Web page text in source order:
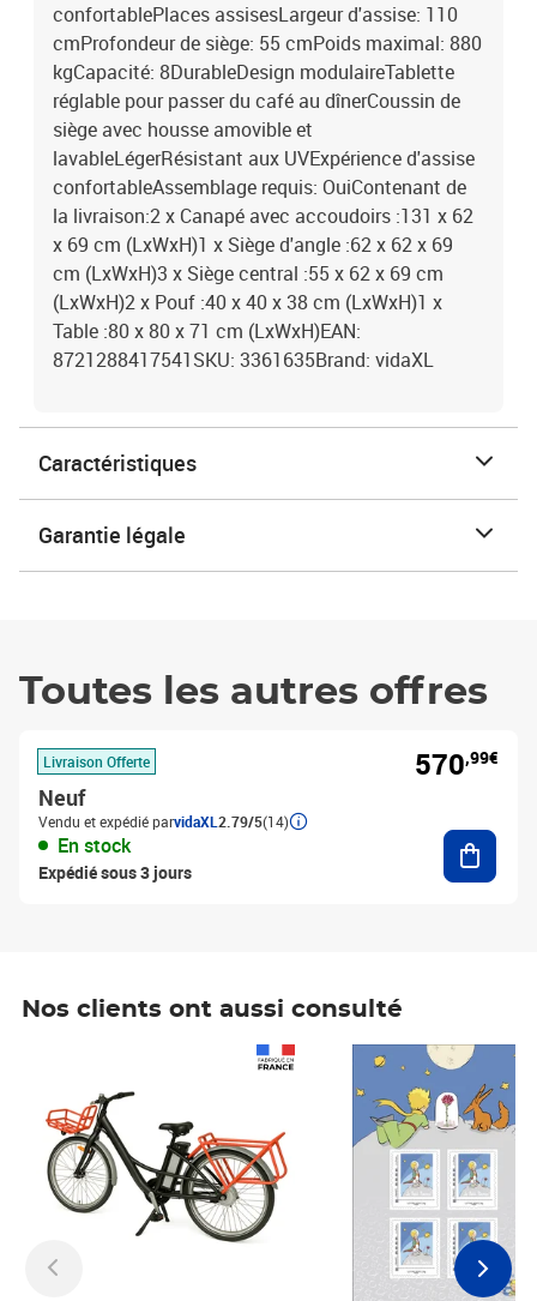
confortablePlaces assisesLargeur d'assise: 110
cmProfondeur de siège: 55 cmPoids maximal: 880
kgCapacité: 8DurableDesign modulaireTablette
réglable pour passer du café au dînerCoussin de
siège avec housse amovible et
lavableLégerRésistant aux UVExpérience d'assise
confortableAssemblage requis: OuiContenant de
la livraison:2 x Canapé avec accoudoirs :131 x 62
x 69 cm (LxWxH)1 x Siège d'angle :62 x 62 x 69
cm (LxWxH)3 x Siège central :55 x 62 x 69 cm
(LxWxH)2 x Pouf :40 x 40 x 38 cm (LxWxH)1 x
Table :80 x 80 x 71 cm (LxWxH)EAN:
8721288417541SKU: 3361635Brand: vidaXL
Caractéristiques
Garantie légale
Toutes les autres offres
Livraison Offerte
Neuf
Vendu et expédié parvidaXL 2.79/5(14)
En stock
Expédié sous 3 jours
570,99€
Nos clients ont aussi consulté
Prix 7,50€